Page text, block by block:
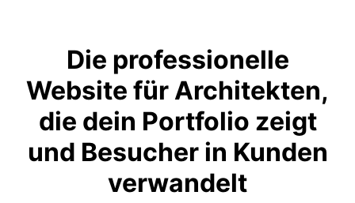
Die professionelle
Website für Architekten,
die dein Portfolio zeigt
und Besucher in Kunden
verwandelt